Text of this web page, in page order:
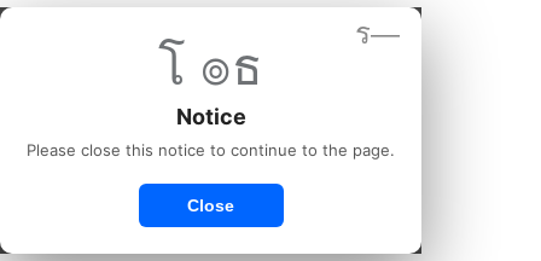
โ ๏ธ
Notice
Please close this notice to continue to the page.
Close
ร—